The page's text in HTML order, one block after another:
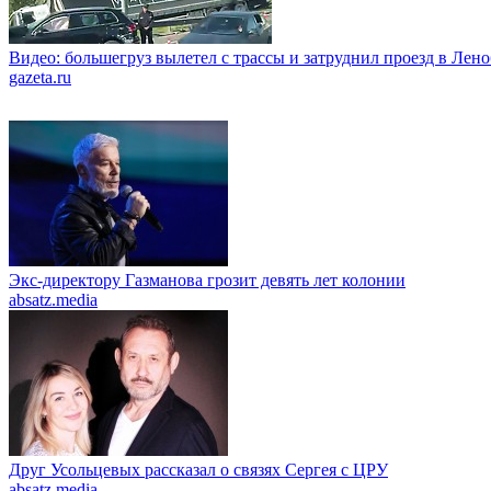
Видео: большегруз вылетел с трассы и затруднил проезд в
gazeta.ru
Экс-директору Газманова грозит девять лет колонии
absatz.media
Друг Усольцевых рассказал о связях Сергея с ЦРУ